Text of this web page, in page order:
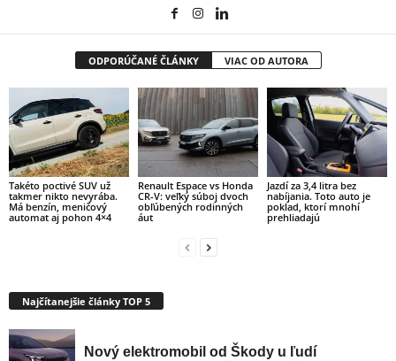
ODPORÚČANÉ ČLÁNKY VIAC OD AUTORA
Takéto poctivé SUV už
takmer nikto nevyrába.
Má benzín, meničový
automat aj pohon 4×4
Renault Espace vs Honda
CR-V: veľký súboj dvoch
obľúbených rodinných
áut
Jazdí za 3,4 litra bez
nabíjania. Toto auto je
poklad, ktorí mnohí
prehliadajú
Najčítanejšie články TOP 5